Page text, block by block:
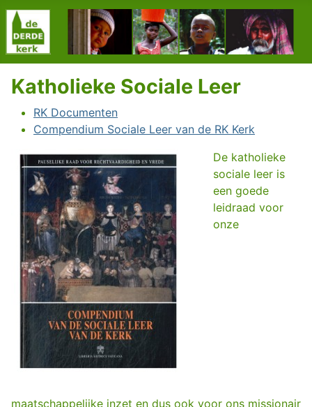
Katholieke Sociale Leer
RK Documenten
Compendium Sociale Leer van de RK Kerk
De katholieke
sociale leer is
een goede
leidraad voor
onze
maatschappelijke inzet en dus ook voor ons missionair